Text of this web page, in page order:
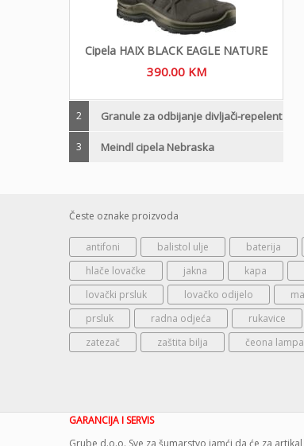
Cipela HAIX BLACK EAGLE NATURE
390.00 KM
2 Granule za odbijanje divljači-repelent
3 Meindl cipela Nebraska
Česte oznake proizvoda
antifoni balistol ulje baterija
hlače lovačke
jakna kapa
lovački prsluk
lovačko odijelo
prsluk
radna odjeća rukavice
zatezač
zaštita bilja čeona lampa
GARANCIJA I SERVIS